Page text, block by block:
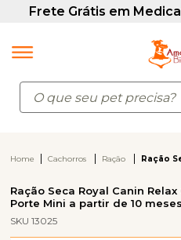
Home Cachorros Ração Ração
Ração Seca Royal Canin
Porte Mini a partir de 10
SKU 13025